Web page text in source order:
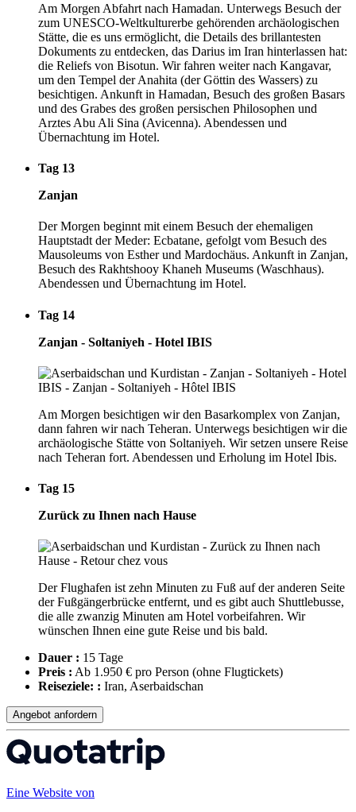
Am Morgen Abfahrt nach Hamadan. Unterwegs Besuch der
zum UNESCO-Weltkulturerbe gehörenden archäologischen
Stätte, die es uns ermöglicht, die Details des brillantesten
Dokuments zu entdecken, das Darius im Iran hinterlassen hat:
die Reliefs von Bisotun. Wir fahren weiter nach Kangavar,
um den Tempel der Anahita (der Göttin des Wassers) zu
besichtigen. Ankunft in Hamadan, Besuch des großen Basars
und des Grabes des großen persischen Philosophen und
Arztes Abu Ali Sina (Avicenna). Abendessen und
Übernachtung im Hotel.
Tag 13
Zanjan
Der Morgen beginnt mit einem Besuch der ehemaligen
Hauptstadt der Meder: Ecbatane, gefolgt vom Besuch des
Mausoleums von Esther und Mardochäus. Ankunft in Zanjan,
Besuch des Rakhtshooy Khaneh Museums (Waschhaus).
Abendessen und Übernachtung im Hotel.
Tag 14
Zanjan - Soltaniyeh - Hotel IBIS
Am Morgen besichtigen wir den Basarkomplex von Zanjan,
dann fahren wir nach Teheran. Unterwegs besichtigen wir die
archäologische Stätte von Soltaniyeh. Wir setzen unsere Reise
nach Teheran fort. Abendessen und Erholung im Hotel Ibis.
Tag 15
Zurück zu Ihnen nach Hause
Der Flughafen ist zehn Minuten zu Fuß auf der anderen Seite
der Fußgängerbrücke entfernt, und es gibt auch Shuttlebusse,
die alle zwanzig Minuten am Hotel vorbeifahren. Wir
wünschen Ihnen eine gute Reise und bis bald.
Dauer : 15 Tage
Preis : Ab 1.950 € pro Person (ohne Flugtickets)
Reiseziele: : Iran, Aserbaidschan
Angebot anfordern
Eine Website von